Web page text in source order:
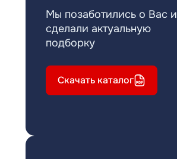
Мы позаботились о Вас и
сделали актуальную
подборку
Скачать каталог